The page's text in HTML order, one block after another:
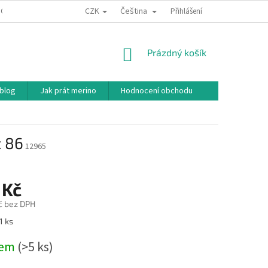
PODMÍNKY PODMÍNKY OCHRANY OSOBNÍCH ÚDAJŮ
CZK Čeština Přihlášení
NÁKUPNÍ
Prázdný košík
Jak prát merino Hodnocení obchodu
86 12965
bez DPH
ks
(>5 ks)